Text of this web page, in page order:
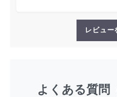
レビュー
よくある質問